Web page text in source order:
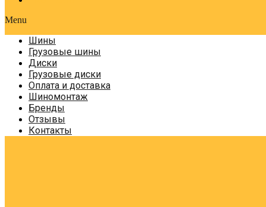
Menu
Шины
Грузовые шины
Диски
Грузовые диски
Оплата и доставка
Шиномонтаж
Бренды
Отзывы
Контакты